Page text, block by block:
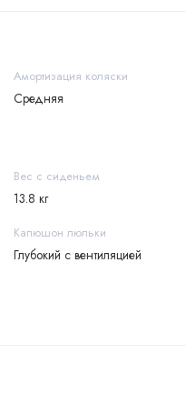
Амортизация коляски
Средняя
Вес с сиденьем
13.8 кг
Капюшон люльки
Глубокий с вентиляцией